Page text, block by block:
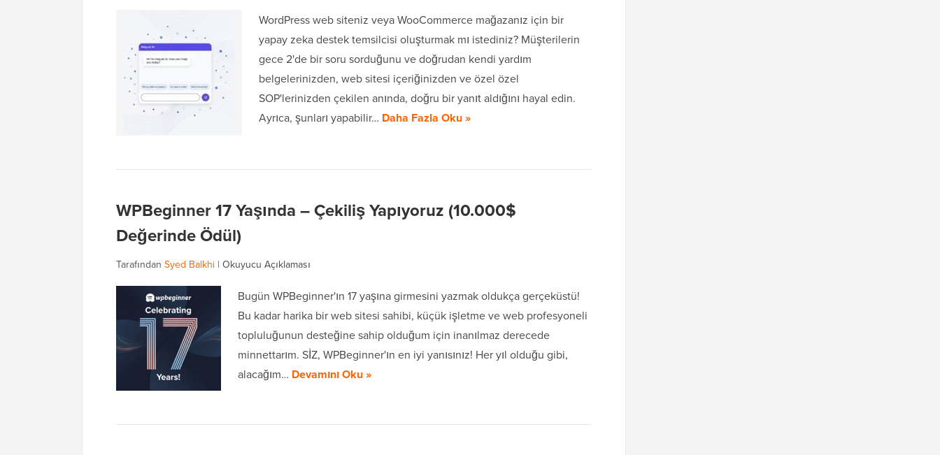
WordPress web siteniz veya WooCommerce mağazanız için bir
yapay zeka destek temsilcisi oluşturmak mı istediniz? Müşterilerin
gece 2'de bir soru sorduğunu ve doğrudan kendi yardım
belgelerinizden, web sitesi içeriğinizden ve özel özel
SOP'lerinizden çekilen anında, doğru bir yanıt aldığını hayal edin.
Ayrıca, şunları yapabilir… Daha Fazla Oku »
WPBeginner 17 Yaşında – Çekiliş Yapıyoruz (10.000$
Değerinde Ödül)
Tarafından Syed Balkhi | Okuyucu Açıklaması
Bugün WPBeginner'ın 17 yaşına girmesini yazmak oldukça gerçeküstü!
Bu kadar harika bir web sitesi sahibi, küçük işletme ve web profesyoneli
topluluğunun desteğine sahip olduğum için inanılmaz derecede
minnettarım. SİZ, WPBeginner'ın en iyi yanısınız! Her yıl olduğu gibi,
alacağım… Devamını Oku »